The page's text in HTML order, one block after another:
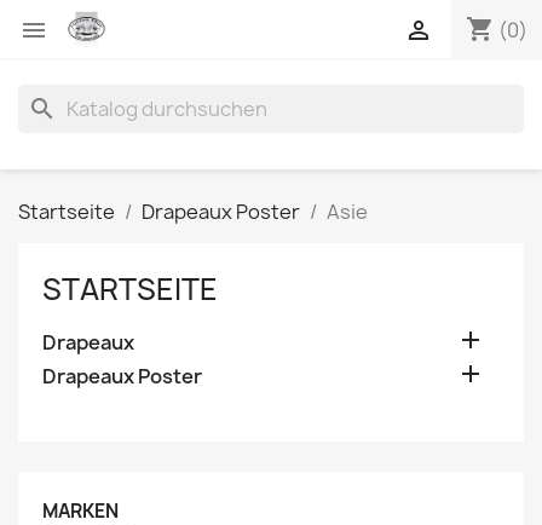
 shopping_cart (0)

search
Startseite Drapeaux Poster Asie
STARTSEITE
Drapeaux 
Drapeaux Poster 
MARKEN